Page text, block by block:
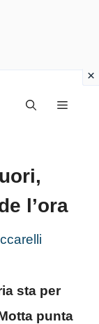
Menu
l’ora
sta per
punta